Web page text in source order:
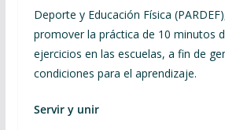
Deporte y Educación Física
promover la práctica de 10 minutos
ejercicios en las escuelas, a fin de
condiciones para el aprendizaje.
Servir y unir